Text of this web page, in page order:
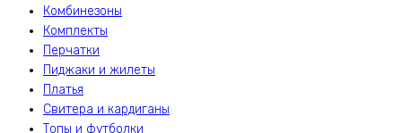
Комбинезоны
Комплекты
Перчатки
Пиджаки и жилеты
Платья
Свитера и кардиганы
Топы и футболки